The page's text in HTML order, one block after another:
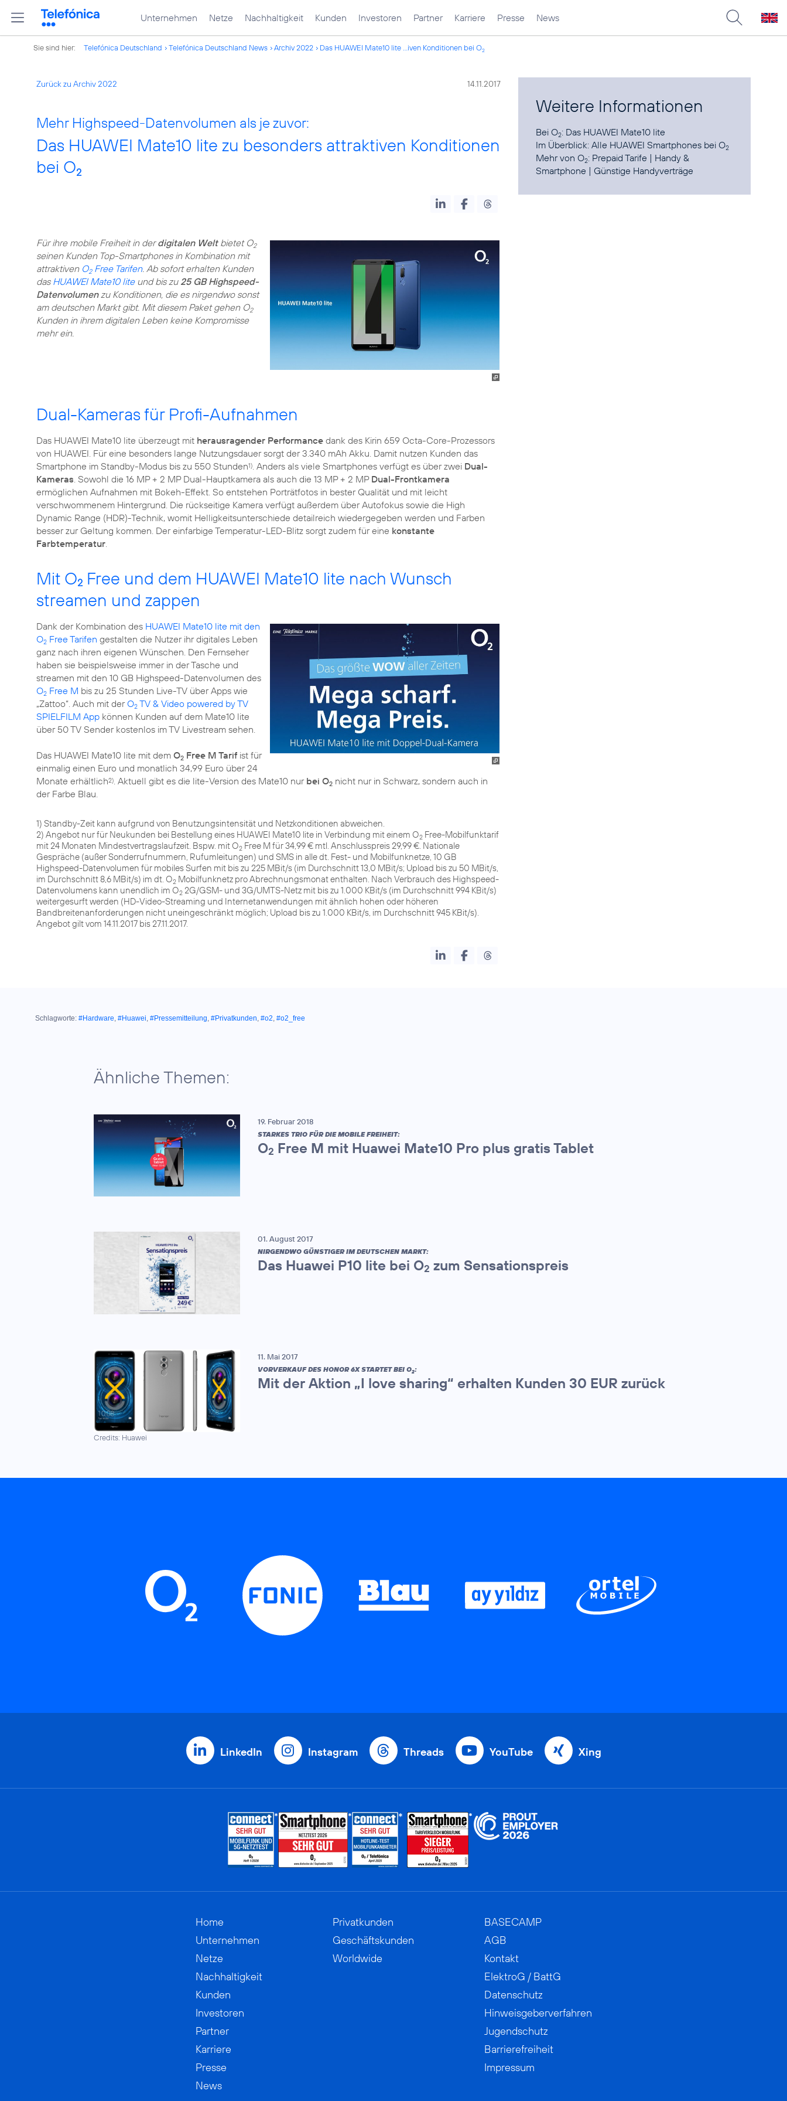
Unternehmen Netze Nachhaltigkeit Kunden Investoren Partner Karriere Presse News
Sie sind hier: Telefónica Deutschland Telefónica Deutschland News Archiv 2022 Das HUAWEI Mate10 lite ...iven Konditionen bei O2
Zurück zu Archiv 2022 14.11.2017
Mehr Highspeed-Datenvolumen als je zuvor:
Das HUAWEI Mate10 lite zu besonders attraktiven Konditionen
bei O2
Für ihre mobile Freiheit in derdigitalen Weltbietet O2
seinen Kunden Top-Smartphones in Kombination mit
attraktiven O2Free Tarifen. Ab sofort erhalten Kunden
das HUAWEI Mate10 liteund bis zu 25 GB Highspeed-
Datenvolumenzu Konditionen, die es nirgendwo sonst
am deutschen Markt gibt. Mit diesem Paket gehen O2
Kunden in ihrem digitalen Leben keine Kompromisse
mehr ein.
Dual-Kameras für Profi-Aufnahmen
Das HUAWEI Mate10 lite überzeugt mit herausragender Performance dank des Kirin 659 Octa-Core-Prozessors
von HUAWEI. Für eine besonders lange Nutzungsdauer sorgt der 3.340 mAh Akku. Damit nutzen Kunden das
Smartphone im Standby-Modus bis zu 550 Stunden1) . Anders als viele Smartphones verfügt es über zwei Dual-
Kameras . Sowohl die 16 MP + 2 MP Dual-Hauptkamera als auch die 13 MP + 2 MP Dual-Frontkamera
ermöglichen Aufnahmen mit Bokeh-Effekt. So entstehen Porträtfotos in bester Qualität und mit leicht
verschwommenem Hintergrund. Die rückseitige Kamera verfügt außerdem über Autofokus sowie die High
Dynamic Range (HDR)-Technik, womit Helligkeitsunterschiede detailreich wiedergegeben werden und Farben
besser zur Geltung kommen. Der einfarbige Temperatur-LED-Blitz sorgt zudem für eine konstante
Farbtemperatur
Mit O2 Free und dem HUAWEI Mate10 lite nach Wunsch
streamen und zappen
Dank der Kombination des HUAWEI Mate10 lite mit den
O2 Free Tarifen gestalten die Nutzer ihr digitales Leben
ganz nach ihren eigenen Wünschen. Den Fernseher
haben sie beispielsweise immer in der Tasche und
streamen mit den 10 GB Highspeed-Datenvolumen des
O2 Free M bis zu 25 Stunden Live-TV über Apps wie
„Zattoo“. Auch mit derO2 TV & Video powered by TV
SPIELFILM App können Kunden auf dem Mate10 lite
über 50 TV Sender kostenlos im TV Livestream sehen.
Das HUAWEI Mate10 lite mit dem O2 Free M Tarif ist für
einmalig einen Euro und monatlich 34,99 Euro über 24
Monate erhältlich2) . Aktuell gibt es die lite-Version des Mate10 nur bei O2 nicht nur in Schwarz, sondern auch in
der Farbe Blau.
1) Standby-Zeit kann aufgrund von Benutzungsintensität und Netzkonditionen abweichen.
2) Angebot nur für Neukunden bei Bestellung eines HUAWEI Mate10 lite in Verbindung mit einem O2 Free-Mobilfunktarif
mit 24 Monaten Mindestvertragslaufzeit. Bspw. mit O2 Free M für 34,99 € mtl. Anschlusspreis 29,99 €. Nationale
Gespräche (außer Sonderrufnummern, Rufumleitungen) und SMS in alle dt. Fest- und Mobilfunknetze, 10 GB
Highspeed-Datenvolumen für mobiles Surfen mit bis zu 225 MBit/s (im Durchschnitt 13,0 MBit/s; Upload bis zu 50 MBit/s,
im Durchschnitt 8,6 MBit/s) im dt. O2 Mobilfunknetz pro Abrechnungsmonat enthalten. Nach Verbrauch des Highspeed-
Datenvolumens kann unendlich im O2 2G/GSM- und 3G/UMTS-Netz mit bis zu 1.000 KBit/s (im Durchschnitt 994 KBit/s)
weitergesurft werden (HD-Video-Streaming und Internetanwendungen mit ähnlich hohen oder höheren
Bandbreitenanforderungen nicht uneingeschränkt möglich; Upload bis zu 1.000 KBit/s, im Durchschnitt 945 KBit/s).
Angebot gilt vom 14.11.2017 bis 27.11.2017.
Weitere Informationen
Bei O2: Das HUAWEI Mate10 lite
Im Überblick:Alle HUAWEI Smartphones bei O2
Mehr von O2: Prepaid Tarife | Handy &
Smartphone |Günstige Handyverträge
Schlagworte: #Hardware, #Huawei, #Pressemitteilung, #Privatkunden, #o2, #o2_free
Ähnliche Themen:
19. Februar 2018
STARKES TRIO FÜR DIE MOBILE FREIHEIT:
O2 Free M mit Huawei Mate10 Pro plus gratis Tablet
01. August 2017
NIRGENDWO GÜNSTIGER IM DEUTSCHEN MARKT:
Das Huawei P10 lite bei O2 zum Sensationspreis
Credits: Huawei
11. Mai 2017
VORVERKAUF DES HONOR 6X STARTET BEI O2:
Mit der Aktion „I love sharing“ erhalten Kunden 30 EUR zurück
LinkedIn Instagram Threads YouTube Xing
Home
Unternehmen
Netze
Nachhaltigkeit
Kunden
Investoren
Partner
Karriere
Presse
News
Privatkunden
Geschäftskunden
Worldwide
BASECAMP
AGB
Kontakt
ElektroG / BattG
Datenschutz
Hinweisgeberverfahren
Jugendschutz
Barrierefreiheit
Impressum